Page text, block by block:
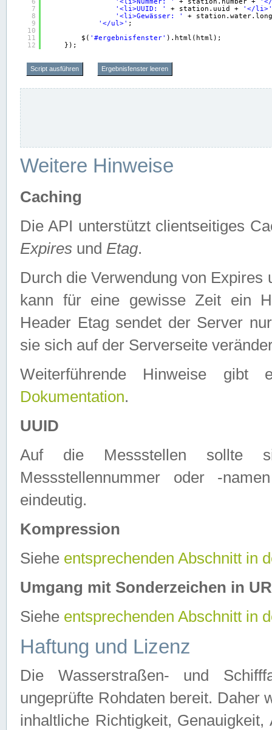
7
8
9
10
11
12
'<li>UUID: '
+ station.uuid +
'</li>'
'<li>Gewässer: '
+
'</ul>' ;
$( '#ergebnisfenster' ).html(html);
});
Script ausführen Ergebnisfenster leeren
Weitere Hinweise
Caching
Die API unterstützt clientseitiges
Expires und Etag.
Durch die Verwendung von
kann für eine gewisse Zeit ein
Header Etag sendet der Server
sie sich auf der Serverseite
Weiterführende Hinweise
Dokumentation.
UUID
Auf die Messstellen sollte
Messstellennummer oder -
eindeutig.
Kompression
Siehe entsprechenden Abschnitt in
Umgang mit Sonderzeichen in
Siehe entsprechenden Abschnitt in
Haftung und Lizenz
Die Wasserstraßen- und
ungeprüfte Rohdaten bereit. Daher
inhaltliche Richtigkeit,